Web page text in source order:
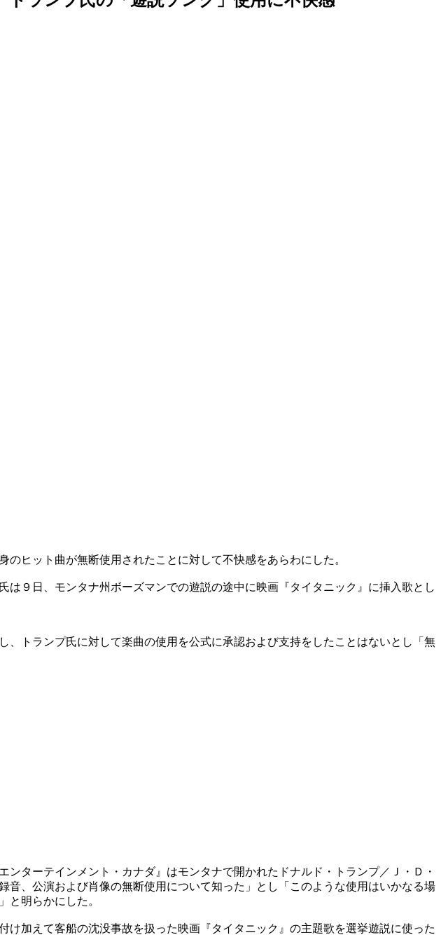
ヒット曲が無断使用されたことに対して不快感をあらわにした。
９日、モンタナ州ボーズマンでの遊説の途中に映画『タイタニック』に挿入歌とし
トランプ氏に対して楽曲の使用を公式に承認および支持をしたことはないとし「無
ターテインメント・カナダ』はモンタナで開かれたドナルド・トランプ／Ｊ・Ｄ・
公演および肖像の無断使用について知った」とし「このような使用はいかなる場
と明らかにした。
えて客船の沈没事故を扱った映画『タイタニック』の主題歌を選挙遊説に使った